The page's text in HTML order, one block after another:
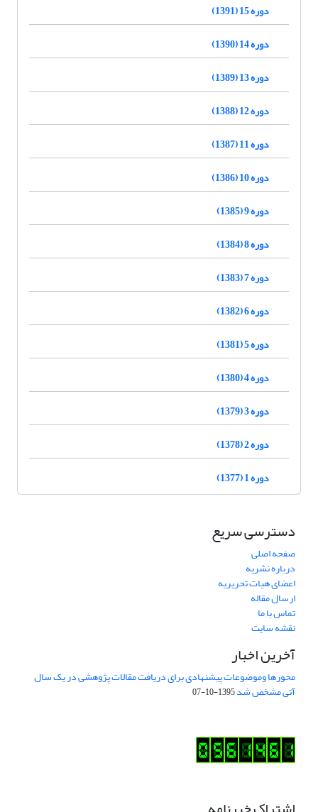
دوره 15 (1391)
دوره 14 (1390)
دوره 13 (1389)
دوره 12 (1388)
دوره 11 (1387)
دوره 10 (1386)
دوره 9 (1385)
دوره 8 (1384)
دوره 7 (1383)
دوره 6 (1382)
دوره 5 (1381)
دوره 4 (1380)
دوره 3 (1379)
دوره 2 (1378)
دوره 1 (1377)
دسترسی سریع
صفحه اصلی
درباره نشریه
اعضای هیات تحریریه
ارسال مقاله
تماس با ما
نقشه سایت
آخرین اخبار
محورها وموضوعات پیشنهادی برای دریافت مقالات پژوهشی در یک سال
آتی مشخص شد1395-10-07